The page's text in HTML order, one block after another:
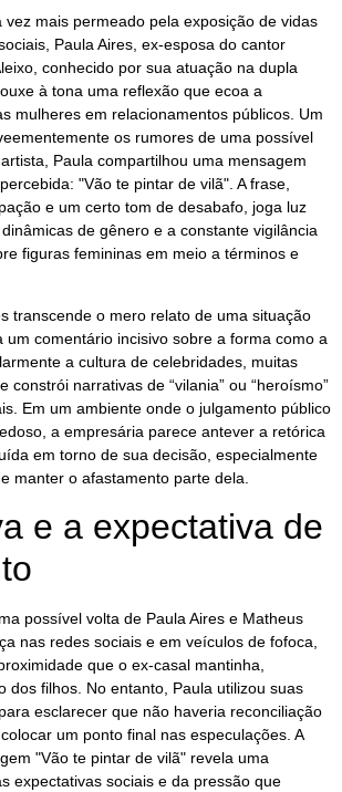
vez mais permeado pela exposição de vidas
Paula Aires, ex-esposa do cantor
conhecido por sua atuação na dupla
à tona uma reflexão que ecoa a
mulheres em relacionamentos públicos. Um
os rumores de uma possível
Paula compartilhou uma mensagem
"Vão te pintar de vilã". A frase,
e um certo tom de desabafo, joga luz
de gênero e a constante vigilância
figuras femininas em meio a términos e
transcende o mero relato de uma situação
um comentário incisivo sobre a forma como a
a cultura de celebridades, muitas
constrói narrativas de “vilania” ou “heroísmo”
Em um ambiente onde o julgamento público
a empresária parece antever a retórica
em torno de sua decisão, especialmente
manter o afastamento parte dela.
e a expectativa de
possível volta de Paula Aires e Matheus
nas redes sociais e em veículos de fofoca,
que o ex-casal mantinha,
dos filhos. No entanto, Paula utilizou suas
esclarecer que não haveria reconciliação
um ponto final nas especulações. A
"Vão te pintar de vilã" revela uma
expectativas sociais e da pressão que